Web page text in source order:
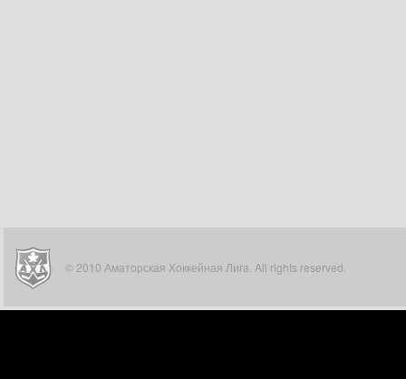
© 2010 Аматорская Хоккейная Лига. All rights reserved.